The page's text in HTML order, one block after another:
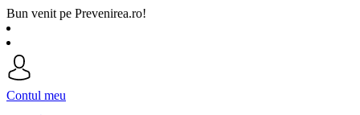
Bun venit pe Prevenirea.ro!
Contul meu